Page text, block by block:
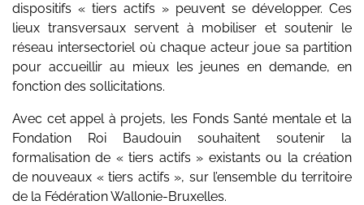
dispositifs « tiers actifs » peuvent se développer. Ces
lieux transversaux servent à mobiliser et soutenir le
réseau intersectoriel où chaque acteur joue sa partition
pour accueillir au mieux les jeunes en demande, en
fonction des sollicitations.
Avec cet appel à projets, les Fonds Santé mentale et la
Fondation Roi Baudouin souhaitent soutenir la
formalisation de « tiers actifs » existants ou la création
de nouveaux « tiers actifs », sur l’ensemble du territoire
de la Fédération Wallonie-Bruxelles.